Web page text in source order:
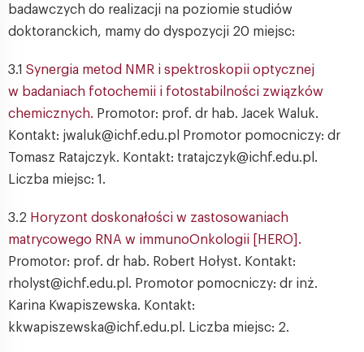
badawczych do realizacji na poziomie studiów
doktoranckich, mamy do dyspozycji 20 miejsc:
3.1 Synergia metod NMR i spektroskopii optycznej
w badaniach fotochemii i fotostabilności związków
chemicznych. Promotor: prof. dr hab. Jacek Waluk.
Kontakt: jwaluk@ichf.edu.pl Promotor pomocniczy: dr
Tomasz Ratajczyk. Kontakt: tratajczyk@ichf.edu.pl.
Liczba miejsc: 1.
3.2 Horyzont doskonałości w zastosowaniach
matrycowego RNA w immunoOnkologii [HERO].
Promotor: prof. dr hab. Robert Hołyst. Kontakt:
rholyst@ichf.edu.pl. Promotor pomocniczy: dr inż.
Karina Kwapiszewska. Kontakt:
kkwapiszewska@ichf.edu.pl. Liczba miejsc: 2.